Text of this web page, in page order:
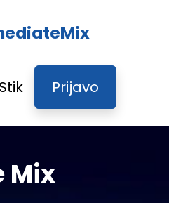
Stik Prijavo
Mix